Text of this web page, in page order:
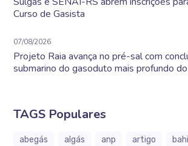
Curso de Gasista
07/08/2026
Projeto Raia avança no pré-sal com
submarino do gasoduto mais profundo
TAGS Populares
abegás algás anp artigo